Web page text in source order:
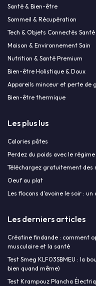
Santé & Bien-être
Sommeil & Récupération
Tech & Objets Connectés Santé
Maison & Environnement Sain
Nutrition & Santé Premium
Bien-être Holistique & Doux
Appareils minceur et perte de
Bien-être thermique
Les plus lus
Calories pâtes
Perdez du poids avec le
Téléchargez gratuitement des
Oeuf au plat
Les flocons d'avoine le soir :
Les derniers articles
Créatine findande : comment
musculaire et la santé
Test Smeg KLF03SBMEU : la
bien quand même)
Test Krampouz Plancha